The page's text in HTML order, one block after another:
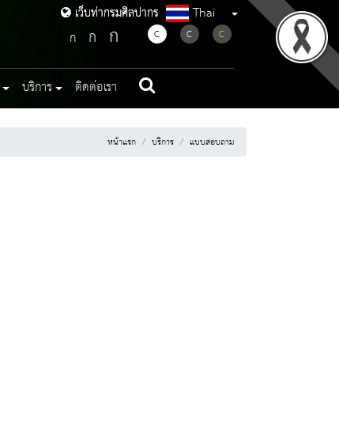
เว็บท่ากรมศิลปากร
เว็บท่ากรมศิลปากร Thai
ก ก ก C C C
บริการ ติดต่อเรา
หน้าแรก บริการ แบบสอบถาม